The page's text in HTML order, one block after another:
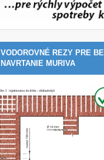
VODOROVNÉ REZY PRE
NAVRTANIE MURIVA